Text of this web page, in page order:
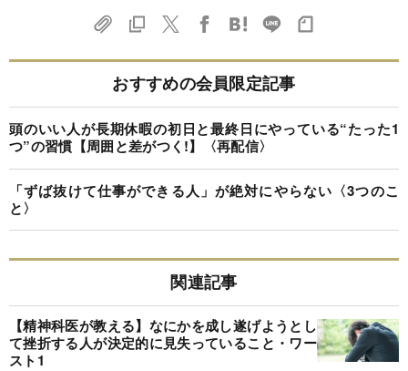
おすすめの会員限定記事
頭のいい人が長期休暇の初日と最終日にやっている“たった1
つ”の習慣【周囲と差がつく!】〈再配信〉
「ずば抜けて仕事ができる人」が絶対にやらない〈3つのこ
と〉
関連記事
【精神科医が教える】なにかを成し遂げようとし
て挫折する人が決定的に見失っていること・ワー
スト1